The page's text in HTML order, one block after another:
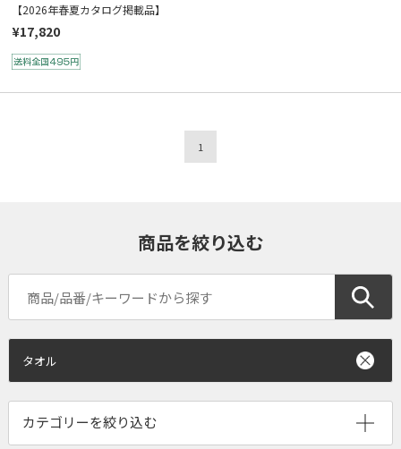
【2026年春夏カタログ掲載品】
¥17,820
1
商品を絞り込む
タオル